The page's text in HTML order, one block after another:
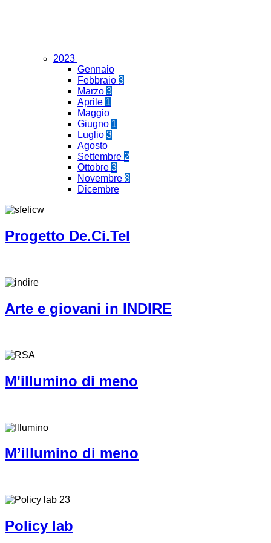
2023
Gennaio
Febbraio 3
Marzo 3
Aprile 1
Maggio
Giugno 1
Luglio 3
Agosto
Settembre 2
Ottobre 3
Novembre 8
Dicembre
Progetto De.Ci.Tel
Arte e giovani in INDIRE
M'illumino di meno
M’illumino di meno
Policy lab